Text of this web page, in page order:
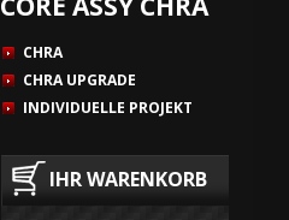
CHRA
CHRA UPGRADE
INDIVIDUELLE PROJEKT
IHR WARENKORB